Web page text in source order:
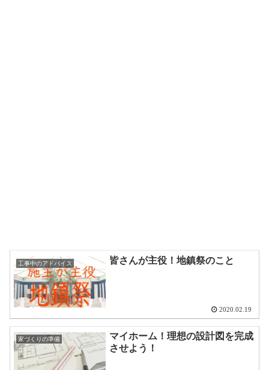
工事中のアドバイス 皆さんが主役！地鎮祭のこと
2020.02.19
家づくりの準備
マイホーム！理想の設計図を完成
させよう！